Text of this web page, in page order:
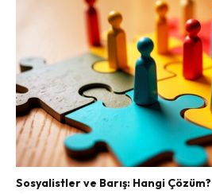
Sosyalistler ve Barış: Hangi Çözüm?